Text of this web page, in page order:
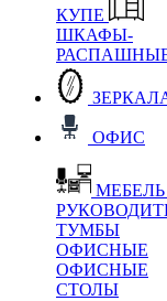
КУПЕ
ШКАФЫ-
ОФИС
ТУМБЫ
ОФИСНЫЕ
ОФИСНЫЕ
СТОЛЫ